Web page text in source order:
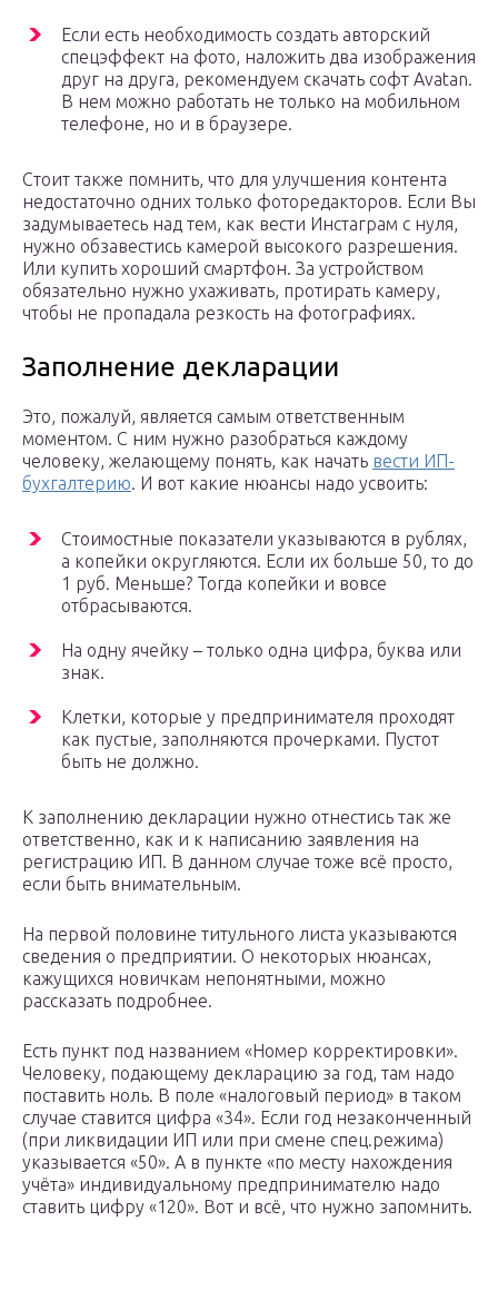
Если есть необходимость создать авторский
спецэффект на фото, наложить два изображения
друг на друга, рекомендуем скачать софт Avatan.
В нем можно работать не только на мобильном
телефоне, но и в браузере.
Стоит также помнить, что для улучшения контента
недостаточно одних только фоторедакторов. Если Вы
задумываетесь над тем, как вести Инстаграм с нуля,
нужно обзавестись камерой высокого разрешения.
Или купить хороший смартфон. За устройством
обязательно нужно ухаживать, протирать камеру,
чтобы не пропадала резкость на фотографиях.
Заполнение декларации
Это, пожалуй, является самым ответственным
моментом. С ним нужно разобраться каждому
человеку, желающему понять, как начать вести ИП-
бухгалтерию. И вот какие нюансы надо усвоить:
Стоимостные показатели указываются в рублях,
а копейки округляются. Если их больше 50, то до
1 руб. Меньше? Тогда копейки и вовсе
отбрасываются.
На одну ячейку – только одна цифра, буква или
знак.
Клетки, которые у предпринимателя проходят
как пустые, заполняются прочерками. Пустот
быть не должно.
К заполнению декларации нужно отнестись так же
ответственно, как и к написанию заявления на
регистрацию ИП. В данном случае тоже всё просто,
если быть внимательным.
На первой половине титульного листа указываются
сведения о предприятии. О некоторых нюансах,
кажущихся новичкам непонятными, можно
рассказать подробнее.
Есть пункт под названием «Номер корректировки».
Человеку, подающему декларацию за год, там надо
поставить ноль. В поле «налоговый период» в таком
случае ставится цифра «34». Если год незаконченный
(при ликвидации ИП или при смене спец.режима)
указывается «50». А в пункте «по месту нахождения
учёта» индивидуальному предпринимателю надо
ставить цифру «120». Вот и всё, что нужно запомнить.